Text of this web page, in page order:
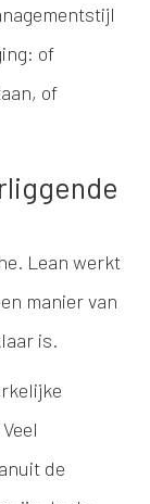
of
of
Lean werkt
manier van
is.
de